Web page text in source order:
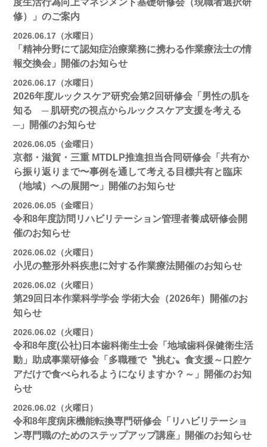
度生活行為向上マネジメント基礎研修会（現職者選択研
修）」のご案内
2026.06.17（水曜日）
「精神分野にて認知症治療業務に携わる作業療法士の情
報交換会」開催のお知らせ
2026.06.17（水曜日）
2026年度ルックスケア研究会第2回研修会「男性の肌を
知る ─ 肌研究の視点からルックスケア支援を考える
─」開催のお知らせ
2026.06.05（金曜日）
京都・滋賀・三重 MTDLP推進担当合同研修会「共有か
ら振り返りまで〜事例を通して考える目標共有と臨床
（地域）への展開〜」開催のお知らせ
2026.06.05（金曜日）
令和8年度訪問リハビリテーション管理者養成研修会開
催のお知らせ
2026.06.02（火曜日）
小児の整形外科疾患に対する作業療法開催のお知らせ
2026.06.02（火曜日）
第29回日本作業科学学会 学術大会（2026年）開催のお
知らせ
2026.06.02（火曜日）
令和8年度(公社)日本歯科衛生士会「地域歯科保健衛生活
動」助成事業研修会「多職種で〝挑む〟食支援～口腔ケ
アだけで食べられるようになりますか？～」開催のお知
らせ
2026.06.02（火曜日）
令和8年度病床機能転換専門研修会「リハビリテーショ
ン専門職のためのステップアップ講座」開催のお知らせ